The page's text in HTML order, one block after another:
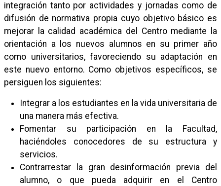
integración tanto por actividades y jornadas como de
difusión de normativa propia cuyo objetivo básico es
mejorar la calidad académica del Centro mediante la
orientación a los nuevos alumnos en su primer año
como universitarios, favoreciendo su adaptación en
este nuevo entorno. Como objetivos específicos, se
persiguen los siguientes:
Integrar a los estudiantes en la vida universitaria de
una manera más efectiva.
Fomentar su participación en la Facultad,
haciéndoles conocedores de su estructura y
servicios.
Contrarrestar la gran desinformación previa del
alumno, o que pueda adquirir en el Centro